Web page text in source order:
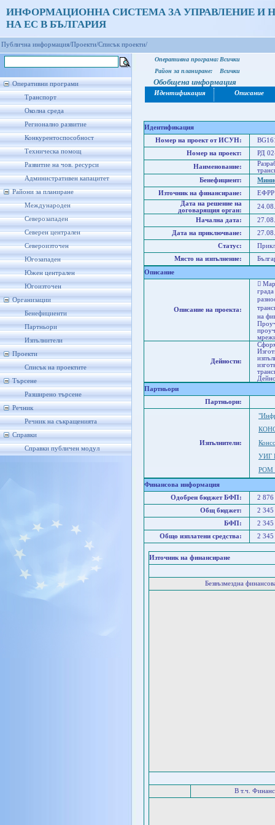
ИНФОРМАЦИОННА СИСТЕМА ЗА УПРАВЛЕНИЕ И
НА ЕС В БЪЛГАРИЯ
Публична информация/Проекти/Списък проекти/
Оперативни програми
Транспорт
Околна среда
Регионално развитие
Конкурентоспособност
Техническа помощ
Развитие на чов. ресурси
Административен капацитет
Райони за планиране
Международен
Северозападен
Северен централен
Североизточен
Югозападен
Южен централен
Югоизточен
Организации
Бенефициенти
Партньори
Изпълнители
Проекти
Списък на проектите
Търсене
Разширено търсене
Речник
Речник на съкращенията
Справки
Справки публичен модул
Оперативна програма: Всички
Район за планиране:
Всички
Обобщена информация
Идентификация Описание
Идентификация
Номер на проект от ИСУН:
Номер на проект:
РД
Наименование:
Бенефициент:
Източник на финансиране:
Дата на решение на
договарящия орган:
Начална дата:
Дата на приключване:
Статус:
Място на изпълнение:
Описание
Описание на проекта:

на
Дейности:
Партньори
Партньори:
Изпълнители:
УИГ
РОМ
Финансова информация
Одобрен бюджет БФП:
2 876
Общ бюджет:
2 345
БФП:
2 345
Общо изплатени средства:
2 345
Източник на финансиране
Безвъзмездна
В т.ч.